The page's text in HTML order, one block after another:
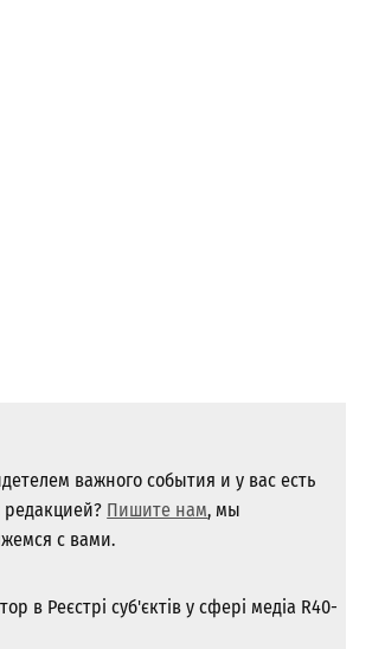
важного события и у вас есть
редакцией? Пишите нам, мы
с вами.
в Реєстрі суб'єктів у сфері медіа R40-